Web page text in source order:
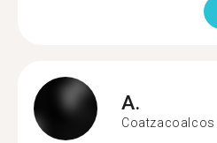
A.
Coatzacoalcos